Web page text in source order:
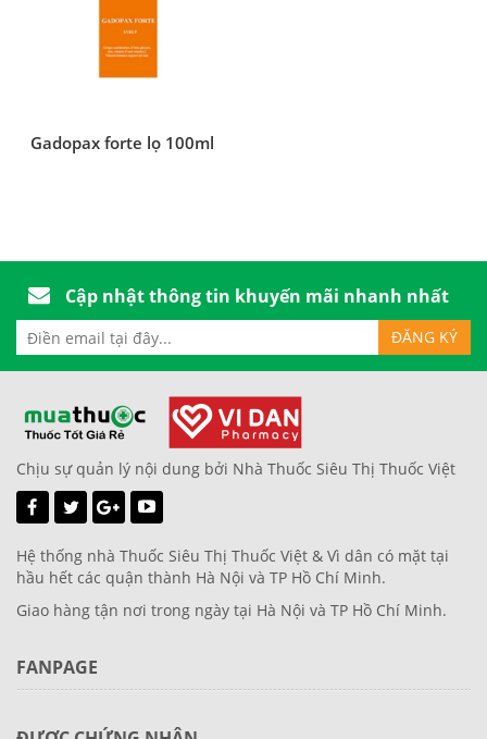
Gadopax forte lọ 100ml
Cập nhật thông tin khuyến mãi nhanh nhất
Chịu sự quản lý nội dung bởi Nhà Thuốc Siêu Thị Thuốc Việt
Hệ thống nhà Thuốc Siêu Thị Thuốc Việt & Vì dân có mặt tại
hầu hết các quận thành Hà Nội và TP Hồ Chí Minh.
Giao hàng tận nơi trong ngày tại Hà Nội và TP Hồ Chí Minh.
FANPAGE